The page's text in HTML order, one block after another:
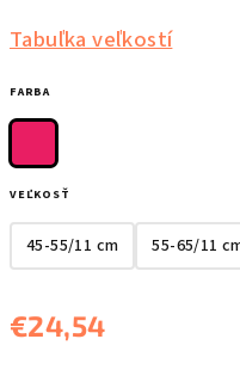
Tabuľka veľkostí
FARBA
VEĽKOSŤ
45-55/11 cm 55-65/11
€24,54